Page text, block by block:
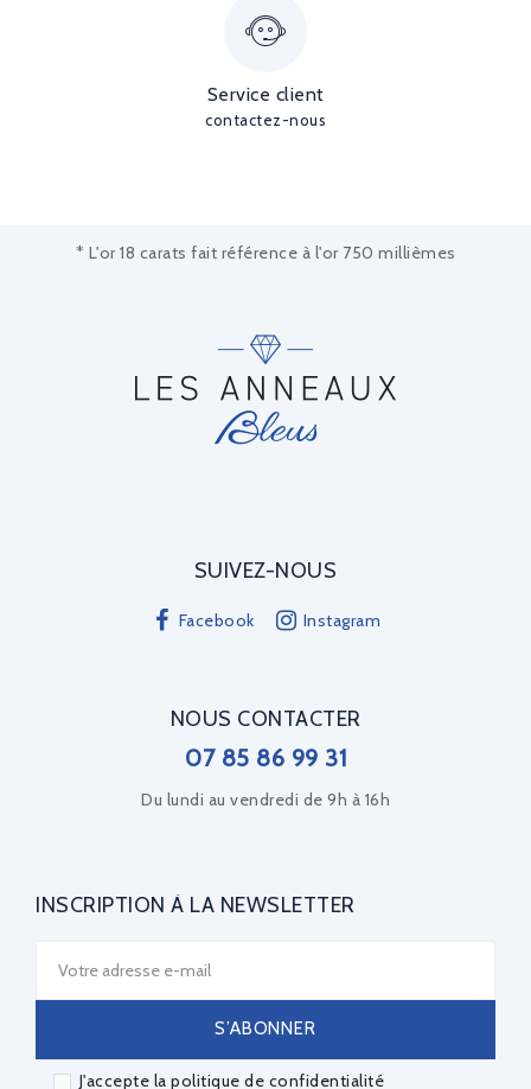
Service client
contactez-nous
* L'or 18 carats fait référence à l'or 750 millièmes
SUIVEZ-NOUS
Facebook Instagram
NOUS CONTACTER
07 85 86 99 31
Du lundi au vendredi de 9h à 16h
INSCRIPTION À LA NEWSLETTER
J'accepte la politique de confidentialité